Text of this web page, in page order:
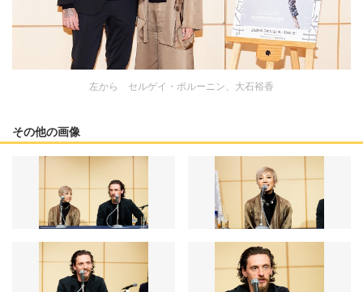
左から セルゲイ・ポルーニン、大石裕香
その他の画像